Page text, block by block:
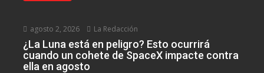
agosto 2, 2026 La Redacción
¿La Luna está en peligro? Esto ocurrirá
cuando un cohete de SpaceX impacte contra
ella en agosto